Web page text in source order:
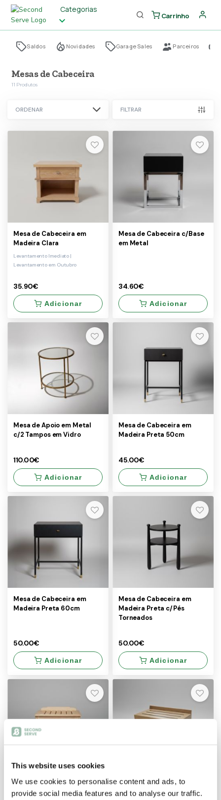
This website uses cookies
We use cookies to personalise content and ads, to
provide social media features and to analyse our traffic.
Categorias
Carrinho
Saldos Novidades Garage Sales Parceiros
Mesas de Cabeceira
11 Produtos
ORDENAR FILTRAR
Mesa de Cabeceira em
Madeira Clara
Levantamento Imediato |
Levantamento em Outubro
35.90€
Levantamento
Imediato
Levantamento
em
Outubro
Adicionar
Mesa de Cabeceira c/Base
em Metal
34.60€
LevantamentoLevantamento
34.60€
Adicionar
Mesa de Apoio em Metal
c/2 Tampos em Vidro
110.00€
Adicionar
Mesa de Cabeceira em
Madeira Preta 50cm
45.00€
45.00€
Adicionar
Mesa de Cabeceira em
Madeira Preta 60cm
50.00€
50.00€
Adicionar
Mesa de Cabeceira em
Madeira Preta c/Pés
Torneados
50.00€
50.00€
Adicionar
Maleiro de Madeira Maleiro de Madeira